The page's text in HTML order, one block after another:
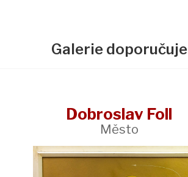
Galerie doporučuje
Dobroslav Foll
Město